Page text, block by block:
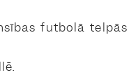
futbolā telpās